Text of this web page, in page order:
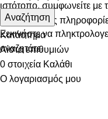
Αναζήτηση
Ξεκινήστε να
αναζητάτε.
ιστότοπο, συμφωνείτε
Περισσότερες
Κατάστημα
Λίστα επιθυμιών
0 στοιχεία Καλάθι
Ο λογαριασμός μου